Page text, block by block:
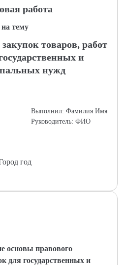
работа
на тему
товаров, работ
и
нужд
Выполнил: Фамилия Имя
Руководитель: ФИО
год
основы правового
для государственных и